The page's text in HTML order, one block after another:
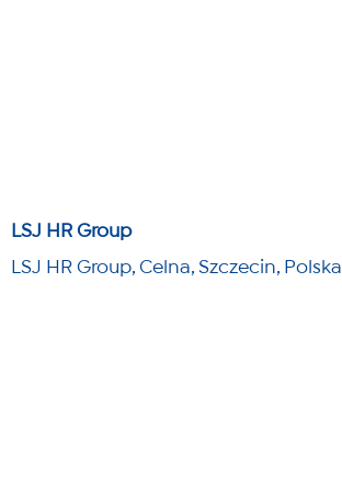
LSJ HR Group
LSJ HR Group, Celna, Szczecin, Polska